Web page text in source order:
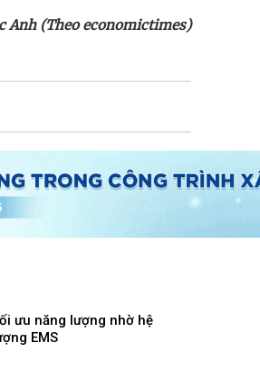
Anh (Theo economictimes)
ưu năng lượng nhờ hệ
EMS